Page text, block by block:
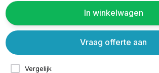
In winkelwagen
Vergelijk
Vraag offerte aan